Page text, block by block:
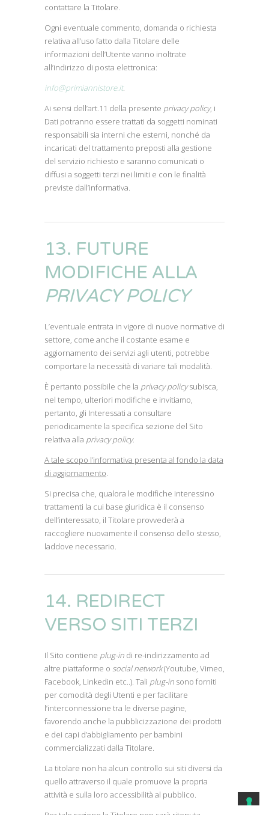
contattare la Titolare.
Ogni eventuale commento, domanda o richiesta
relativa all’uso fatto dalla Titolare delle
informazioni dell’Utente vanno inoltrate
all’indirizzo di posta elettronica:
info@primiannistore.it.
Ai sensi dell’art.11 della presente privacy policy, i
Dati potranno essere trattati da soggetti nominati
responsabili sia interni che esterni, nonché da
incaricati del trattamento preposti alla gestione
del servizio richiesto e saranno comunicati o
diffusi a soggetti terzi nei limiti e con le finalità
previste dall’informativa.
13. FUTURE
MODIFICHE ALLA
PRIVACY POLICY
L’eventuale entrata in vigore di nuove normative di
settore, come anche il costante esame e
aggiornamento dei servizi agli utenti, potrebbe
comportare la necessità di variare tali modalità.
È pertanto possibile che la privacy policysubisca,
nel tempo, ulteriori modifiche e invitiamo,
pertanto, gli Interessati a consultare
periodicamente la specifica sezione del Sito
relativa alla privacy policy.
A tale scopo l’informativa presenta al fondo la data
di aggiornamento.
Si precisa che, qualora le modifiche interessino
trattamenti la cui base giuridica è il consenso
dell’interessato, il Titolare provvederà a
raccogliere nuovamente il consenso dello stesso,
laddove necessario.
14. REDIRECT
VERSO SITI TERZI
Il Sito contiene plug-in di re-indirizzamento ad
altre piattaforme o social network(Youtube, Vimeo,
Facebook, Linkedin etc..). Tali plug-in sono forniti
per comodità degli Utenti e per facilitare
l’interconnessione tra le diverse pagine,
favorendo anche la pubblicizzazione dei prodotti
e dei capi d’abbigliamento per bambini
commercializzati dalla Titolare.
La titolare non ha alcun controllo sui siti diversi da
quello attraverso il quale promuove la propria
attività e sulla loro accessibilità al pubblico.